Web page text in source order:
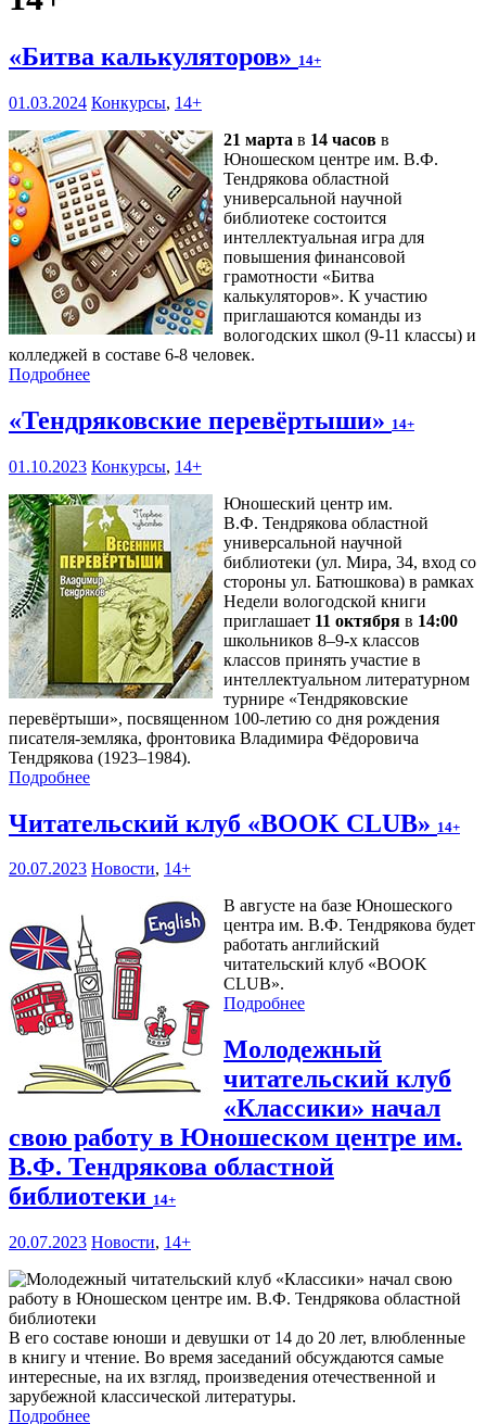
«Битва калькуляторов» 14+
01.03.2024 Конкурсы, 14+
21 марта в 14 часов в
Юношеском центре им. В.Ф.
Тендрякова областной
универсальной научной
библиотеке состоится
интеллектуальная игра для
повышения финансовой
грамотности «Битва
калькуляторов». К участию
приглашаются команды из
вологодских школ (9-11 классы) и
колледжей в составе 6-8 человек.
Подробнее
«Тендряковские перевёртыши» 14+
01.10.2023 Конкурсы, 14+
Юношеский центр им.
В.Ф. Тендрякова областной
универсальной научной
библиотеки (ул. Мира, 34, вход со
стороны ул. Батюшкова) в рамках
Недели вологодской книги
приглашает 11 октября в 14:00
школьников 8–9-х классов
классов принять участие в
интеллектуальном литературном
турнире «Тендряковские
перевёртыши», посвященном 100-летию со дня рождения
писателя-земляка, фронтовика Владимира Фёдоровича
Тендрякова (1923–1984).
Подробнее
Читательский клуб «BOOK CLUB» 14+
20.07.2023 Новости, 14+
В августе на базе Юношеского
центра им. В.Ф. Тендрякова будет
работать английский
читательский клуб «BOOK
CLUB».
Подробнее
Молодежный
читательский клуб
«Классики» начал
свою работу в Юношеском центре им.
В.Ф. Тендрякова областной
библиотеки 14+
20.07.2023 Новости, 14+
В его составе юноши и девушки от 14 до 20 лет, влюбленные
в книгу и чтение. Во время заседаний обсуждаются самые
интересные, на их взгляд, произведения отечественной и
зарубежной классической литературы.
Подробнее